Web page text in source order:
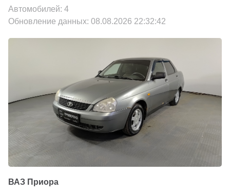
Автомобилей: 4
Обновление данных: 08.08.2026 22:32:42
ВАЗ Приора